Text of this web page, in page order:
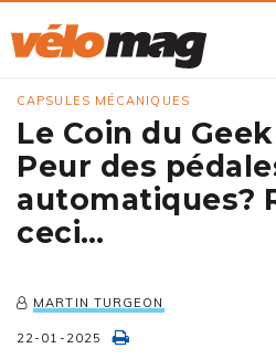
CAPSULES MÉCANIQUES
Le Coin du
Peur des
automatiques?
ceci…
MARTIN TURGEON
22-01-2025